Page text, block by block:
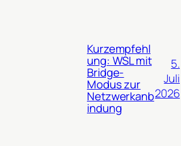
Kurzempfehl
ung: WSL mit
Bridge-
Modus zur
Netzwerkanb
indung
5.
Juli
2026